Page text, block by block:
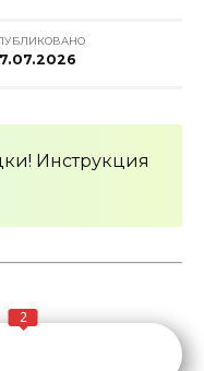
Инструкция
2